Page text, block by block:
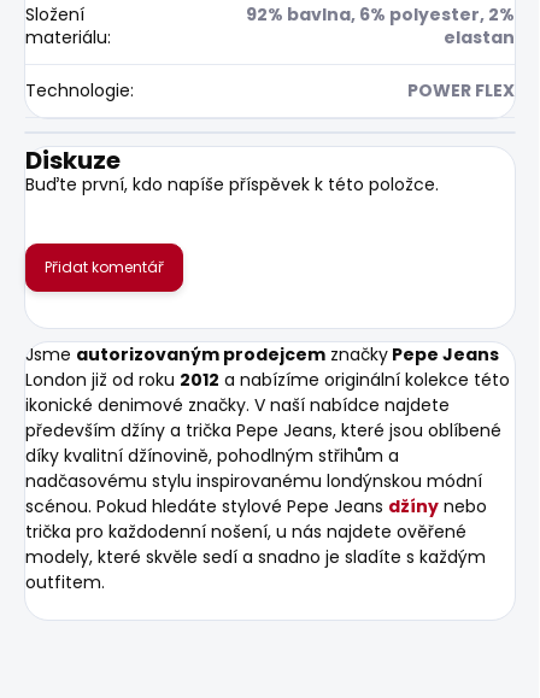
Složení
materiálu:
92% bavlna, 6% polyester, 2%
elastan
Technologie: POWER FLEX
Diskuze
Buďte první, kdo napíše příspěvek k této položce.
Přidat komentář
Jsme autorizovaným prodejcem značky Pepe Jeans
London již od roku 2012 a nabízíme originální kolekce této
ikonické denimové značky. V naší nabídce najdete
především džíny a trička Pepe Jeans, které jsou oblíbené
díky kvalitní džínovině, pohodlným střihům a
nadčasovému stylu inspirovanému londýnskou módní
scénou. Pokud hledáte stylové Pepe Jeans džíny nebo
trička pro každodenní nošení, u nás najdete ověřené
modely, které skvěle sedí a snadno je sladíte s každým
outfitem.